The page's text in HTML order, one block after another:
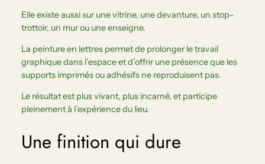
Elle existe aussi sur une vitrine, une devanture, un stop-
trottoir, un mur ou une enseigne.
La peinture en lettres permet de prolonger le travail
graphique dans l’espace et d’offrir une présence que les
supports imprimés ou adhésifs ne reproduisent pas.
Le résultat est plus vivant, plus incarné, et participe
pleinement à l’expérience du lieu.
Une finition qui dure